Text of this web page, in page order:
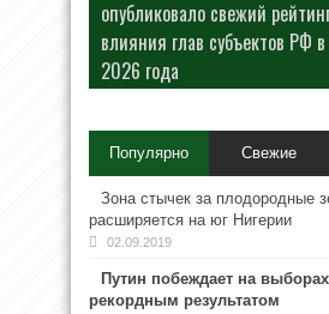
опубликовало свежий
влияния глав субъектов РФ
2026 года
Популярно Свежие
Зона стычек за плодородные
расширяется на юг Нигерии
02.09.2019
Путин побеждает на
рекордным результатом